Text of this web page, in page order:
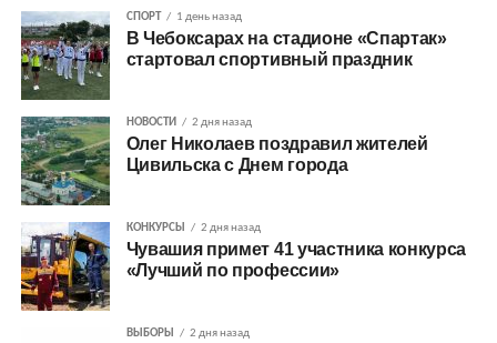
СПОРТ 1 день назад
В Чебоксарах на стадионе «Спартак»
стартовал спортивный праздник
НОВОСТИ 2 дня назад
Олег Николаев поздравил жителей
Цивильска с Днем города
КОНКУРСЫ 2 дня назад
Чувашия примет 41 участника конкурса
«Лучший по профессии»
ВЫБОРЫ 2 дня назад